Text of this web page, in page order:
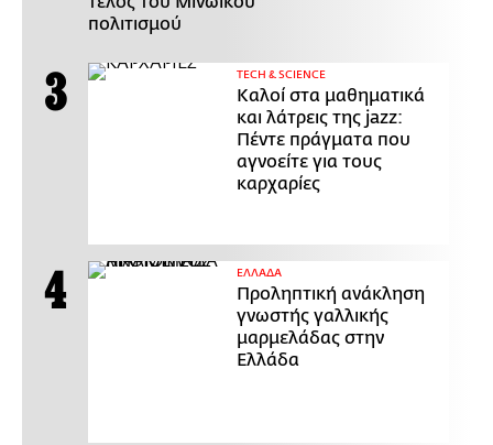
πολιτισμού
ΤECH & SCIENCE
Καλοί στα μαθηματικά
και λάτρεις της jazz:
Πέντε πράγματα που
αγνοείτε για τους
καρχαρίες
ΕΛΛΑΔΑ
Προληπτική ανάκληση
γνωστής γαλλικής
μαρμελάδας στην
Ελλάδα